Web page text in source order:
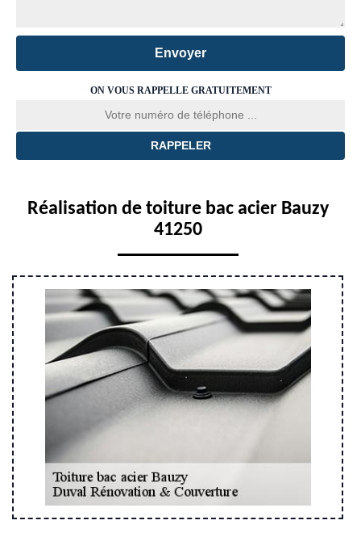
ON VOUS RAPPELLE GRATUITEMENT
Réalisation de toiture bac acier Bauzy
41250